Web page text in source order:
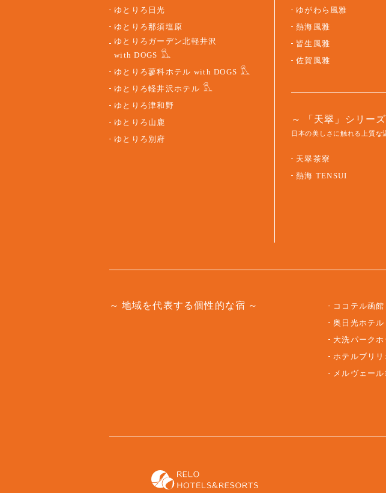
ゆとりろ日光
ゆとりろ那須塩原
ゆとりろガーデン北軽井沢
with DOGS
ゆとりろ蓼科ホテル with DOGS
ゆとりろ軽井沢ホテル
ゆとりろ津和野
ゆとりろ山鹿
ゆとりろ別府
ゆがわら風雅
熱海風雅
皆生風雅
佐賀風雅
「天翠」シリーズ
日本の美しさに触れる上質な
天翠茶寮
熱海 TENSUI
地域を代表する個性的な宿
ココテル函館
奥日光ホテ
大洗パークホ
ホテルブリ
メルヴェー